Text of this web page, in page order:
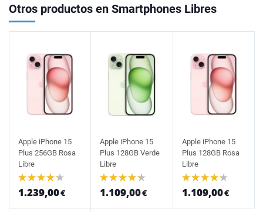
Otros productos en Smartphones Libres
Apple iPhone 15
Plus 256GB Rosa
Libre
1.239,00€
Apple iPhone 15
Plus 128GB Verde
Libre
1.109,00€
Apple iPhone 15
Plus 128GB Rosa
Libre
1.109,00€